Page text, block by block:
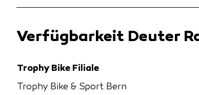
Verfügbarkeit Deuter
Trophy Bike Filiale
Trophy Bike & Sport Bern